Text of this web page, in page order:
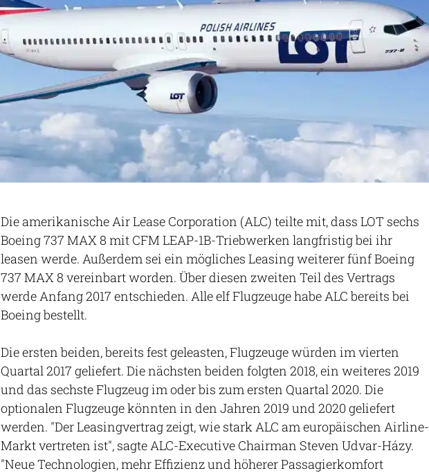
Die amerikanische Air Lease Corporation (ALC) teilte mit, dass LOT sechs
Boeing 737 MAX 8 mit CFM LEAP-1B-Triebwerken langfristig bei ihr
leasen werde. Außerdem sei ein mögliches Leasing weiterer fünf Boeing
737 MAX 8 vereinbart worden. Über diesen zweiten Teil des Vertrags
werde Anfang 2017 entschieden. Alle elf Flugzeuge habe ALC bereits bei
Boeing bestellt.
Die ersten beiden, bereits fest geleasten, Flugzeuge würden im vierten
Quartal 2017 geliefert. Die nächsten beiden folgten 2018, ein weiteres 2019
und das sechste Flugzeug im oder bis zum ersten Quartal 2020. Die
optionalen Flugzeuge könnten in den Jahren 2019 und 2020 geliefert
werden. "Der Leasingvertrag zeigt, wie stark ALC am europäischen Airline-
Markt vertreten ist", sagte ALC-Executive Chairman Steven Udvar-Házy.
"Neue Technologien, mehr Effizienz und höherer Passagierkomfort